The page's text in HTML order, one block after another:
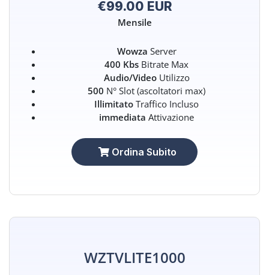
€99.00 EUR
Mensile
Wowza Server
400 Kbs Bitrate Max
Audio/VideoUtilizzo
500 N° Slot (ascoltatori max)
Illimitato Traffico Incluso
immediata Attivazione
Ordina Subito
WZTVLITE1000